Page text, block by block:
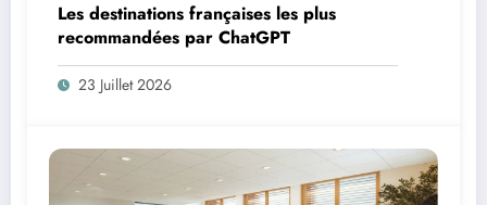
Les destinations françaises les plus
recommandées par ChatGPT
23 Juillet 2026